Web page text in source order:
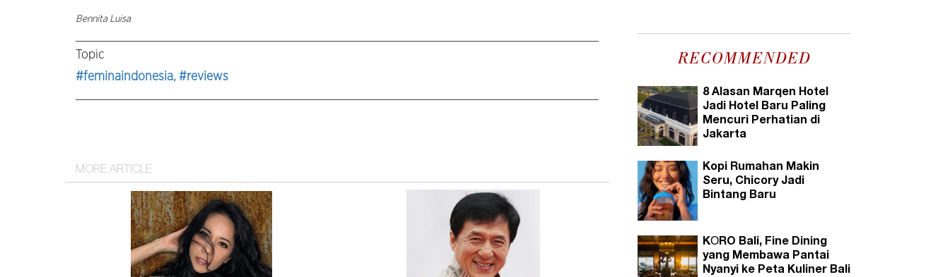
Bennita Luisa
Topic
#feminaindonesia, #reviews
MORE ARTICLE
RECOMMENDED
8 Alasan Marqen Hotel
Jadi Hotel Baru Paling
Mencuri Perhatian di
Jakarta
Kopi Rumahan Makin
Seru, Chicory Jadi
Bintang Baru
KŌRO Bali, Fine Dining
yang Membawa Pantai
Nyanyi ke Peta Kuliner Bali